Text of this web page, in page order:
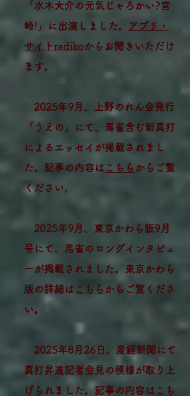
「水木大介の元気じゃろかい?宮
崎!」に出演しました。
アプリ・
サイトradikoからお聞きいただけ
ます。
2025年9月、上野のれん会発行
「うえの」にて、馬雀含む新真打
によるエッセイが掲載されまし
た。記事の内容は こちら からご覧
ください。
​ 2025年9月、東京かわら版9月
号にて、馬雀のロングインタビュ
ーが掲載されました。東京かわら
版の詳細は こちら からご覧くださ
い。
2025年8月26日、産経新聞にて
真打昇進記者会見の模様が取り上
げられました。記事の内容は こち